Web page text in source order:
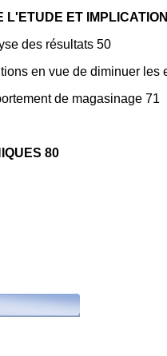
L'ETUDE ET
des résultats 50
en vue de diminuer
de magasinage 71
80